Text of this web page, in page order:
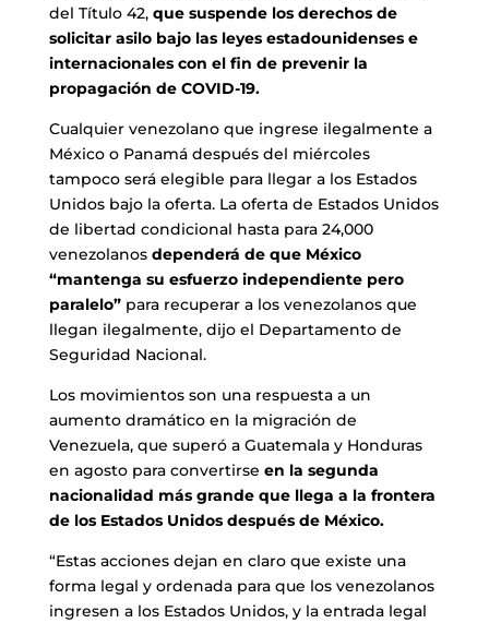
del Título 42, que suspende los derechos de
solicitar asilo bajo las leyes estadounidenses e
internacionales con el fin de prevenir la
propagación de COVID-19.
Cualquier venezolano que ingrese ilegalmente a
México o Panamá después del miércoles
tampoco será elegible para llegar a los Estados
Unidos bajo la oferta. La oferta de Estados Unidos
de libertad condicional hasta para 24,000
venezolanos dependerá de que México
“mantenga su esfuerzo independiente pero
paralelo”para recuperar a los venezolanos que
llegan ilegalmente, dijo el Departamento de
Seguridad Nacional.
Los movimientos son una respuesta a un
aumento dramático en la migración de
Venezuela, que superó a Guatemala y Honduras
en agosto para convertirse en la segunda
nacionalidad más grande que llega a la frontera
de los Estados Unidos después de México.
“Estas acciones dejan en claro que existe una
forma legal y ordenada para que los venezolanos
ingresen a los Estados Unidos, y la entrada legal